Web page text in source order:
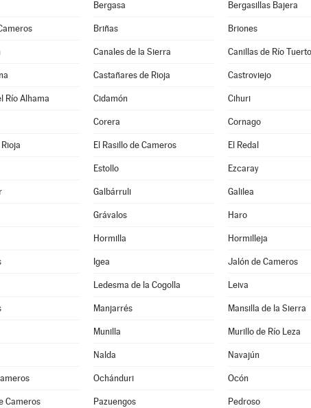
Bergasa Bergasillas Bajera
Briñas Briones
Canales de la Sierra Canillas de Río Tuerto
Castañares de Rioja Castroviejo
Río Alhama Cidamón Cihuri
Corera Cornago
El Rasillo de Cameros El Redal
Estollo Ezcaray
Galbárruli Galilea
Grávalos Haro
Hormilla Hormilleja
Igea Jalón de Cameros
Ledesma de la Cogolla Leiva
Manjarrés Mansilla de la Sierra
Munilla Murillo de Río Leza
Nalda Navajún
Ochánduri Ocón
Cameros Pazuengos Pedroso